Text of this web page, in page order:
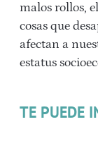
malos rollos,
cosas que
afectan a
estatus
TE PUEDE